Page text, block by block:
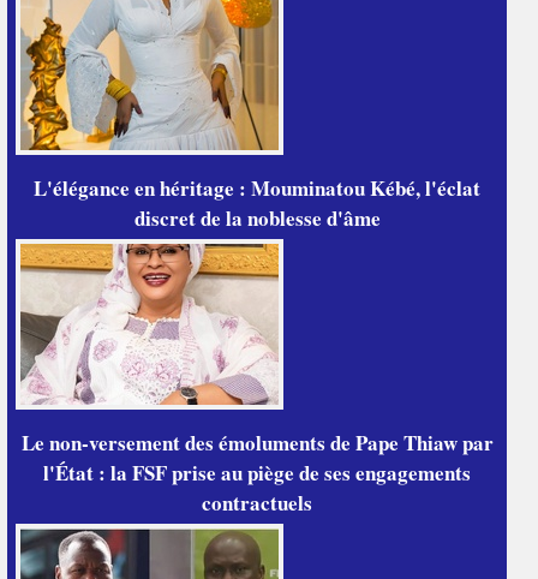
L'élégance en héritage : Mouminatou Kébé, l'éclat
discret de la noblesse d'âme
Le non-versement des émoluments de Pape Thiaw par
l'État : la FSF prise au piège de ses engagements
contractuels